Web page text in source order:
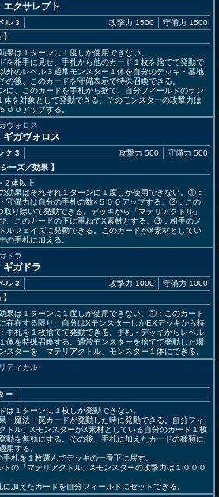
クサレプト
ル 3
】
攻撃力 1500 守備力 1500
果は１ターンに１度しか使用できない。
を相手に見せ、手札から他のカード１枚を捨てて発動で
外のレベル３通常モンスター１体を自分のデッキ・墓地
の後、このカードを守備表示で特殊召喚できる。
に、このカードを手札から捨て、自分フィールドのラン
体を対象として発動できる。そのモンスターの攻撃力は
００アップする。
ヴォロス
ギガヴォロス
ク 3
シーズ／効果 】
攻撃力 500 守備力 500
２体以上
果はそれぞれ１ターンに１度しか使用できない。①：
守備力は自分の手札の数×５００アップする。②：この
取り除いて発動できる。デッキから「マテリアクトル」
、このカードの下に重ねてX素材とする。③：相手のメ
ルフェイズに発動できる。このカードがX素材としてい
の手札に加える。
ドラ
ギガドラ
ル 3
】
攻撃力 1000 守備力 1000
果は１ターンに１度しか使用できない。①：このカード
存在する限り、自分はXモンスターしかEXデッキから特
手札を１枚捨てて発動できる。手札・デッキからレベル
体を特殊召喚する。通常モンスターを捨てて発動した場
スターを「マテリアクトル」モンスター１体にできる。
ティカル
ー
は１ターンに１枚しか発動できない。
・魔法・罠カードが発動した時に発動できる。自分フィ
トル」XモンスターがX素材としている自分のカード１枚
動を無効にする。その後、手札に加えたカードの種類に
用する。
札を１枚選んでデッキの一番下に戻す。
ドの「マテリアクトル」Xモンスターの攻撃力は１０００
加えたカードを自分フィールドにセットできる。